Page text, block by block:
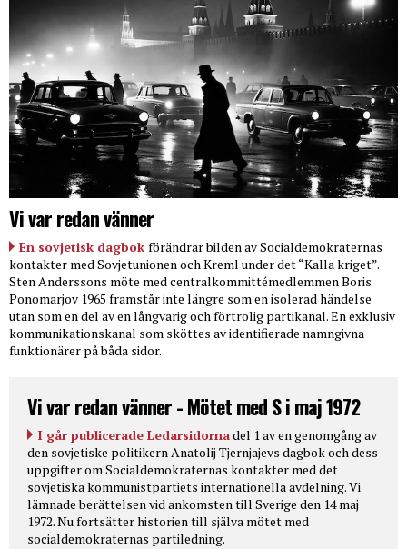
Vi var redan vänner
En sovjetisk dagbok förändrar bilden av Socialdemokraternas
kontakter med Sovjetunionen och Kreml under det “Kalla kriget”.
Sten Anderssons möte med centralkommittémedlemmen Boris
Ponomarjov 1965 framstår inte längre som en isolerad händelse
utan som en del av en långvarig och förtrolig partikanal. En exklusiv
kommunikationskanal som sköttes av identifierade namngivna
funktionärer på båda sidor.
Vi var redan vänner - Mötet med S i maj 1972
I går publicerade Ledarsidornadel 1 av en genomgång av
den sovjetiske politikern Anatolij Tjernjajevs dagbok och dess
uppgifter om Socialdemokraternas kontakter med det
sovjetiska kommunistpartiets internationella avdelning. Vi
lämnade berättelsen vid ankomsten till Sverige den 14 maj
1972. Nu fortsätter historien till själva mötet med
socialdemokraternas partiledning.